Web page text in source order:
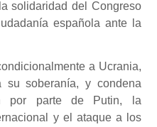
solidaridad del Congreso
española ante la
a Ucrania,
su soberanía, y condena
por parte de Putin, la
y el ataque a los